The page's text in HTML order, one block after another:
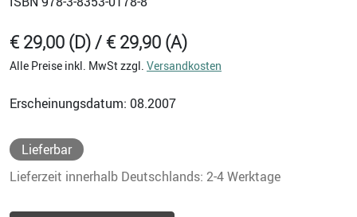
€ 29,00 (D) / € 29,90 (A)
Alle Preise inkl. MwSt zzgl. Versandkosten
Erscheinungsdatum: 08.2007
Lieferbar
Lieferzeit innerhalb Deutschlands: 2-4 Werktage